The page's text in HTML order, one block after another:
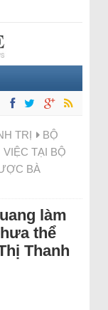
TRỊ
BỘ
TẠI BỘ
BÀ
làm
thể
Thanh